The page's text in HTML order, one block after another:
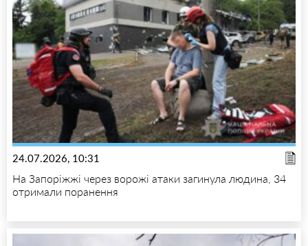
24.07.2026, 10:31
На Запоріжжі через ворожі атаки загинула людина, 34
отримали поранення